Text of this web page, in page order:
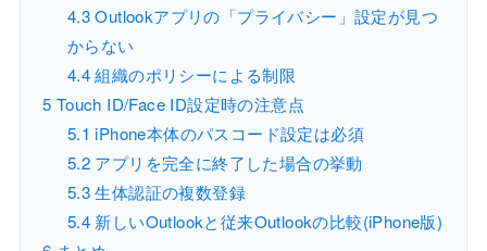
4.3Outlookアプリの「プライバシー」設定が見つ
からない
4.4組織のポリシーによる制限
5 Touch ID/Face ID設定時の注意点
5.1 iPhone本体のパスコード設定は必須
5.2アプリを完全に終了した場合の挙動
5.3生体認証の複数登録
5.4新しいOutlookと従来Outlookの比較(iPhone版)